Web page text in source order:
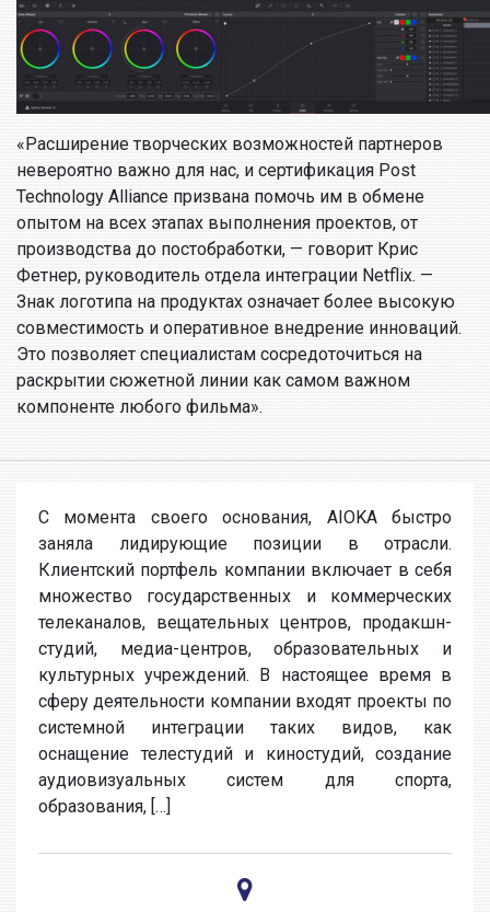
«Расширение творческих возможностей партнеров
невероятно важно для нас, и сертификация Post
Technology Alliance призвана помочь им в обмене
опытом на всех этапах выполнения проектов, от
производства до постобработки, — говорит Крис
Фетнер, руководитель отдела интеграции Netflix. —
Знак логотипа на продуктах означает более высокую
совместимость и оперативное внедрение инноваций.
Это позволяет специалистам сосредоточиться на
раскрытии сюжетной линии как самом важном
компоненте любого фильма».
С момента своего основания, AIOKA быстро
заняла лидирующие позиции в отрасли.
Клиентский портфель компании включает в себя
множество государственных и коммерческих
телеканалов, вещательных центров, продакшн-
студий, медиа-центров, образовательных и
культурных учреждений. В настоящее время в
сферу деятельности компании входят проекты по
системной интеграции таких видов, как
оснащение телестудий и киностудий, создание
аудиовизуальных систем для спорта,
образования, […]